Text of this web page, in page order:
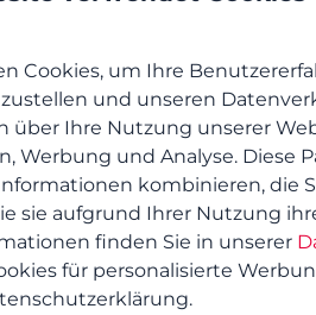
Cookies, um Ihre
und unseren
über Ihre Nutzung unserer
Werbung und Analyse. Diese
kombinieren, die
sie aufgrund Ihrer Nutzung
finden Sie in unserer
für personalisierte